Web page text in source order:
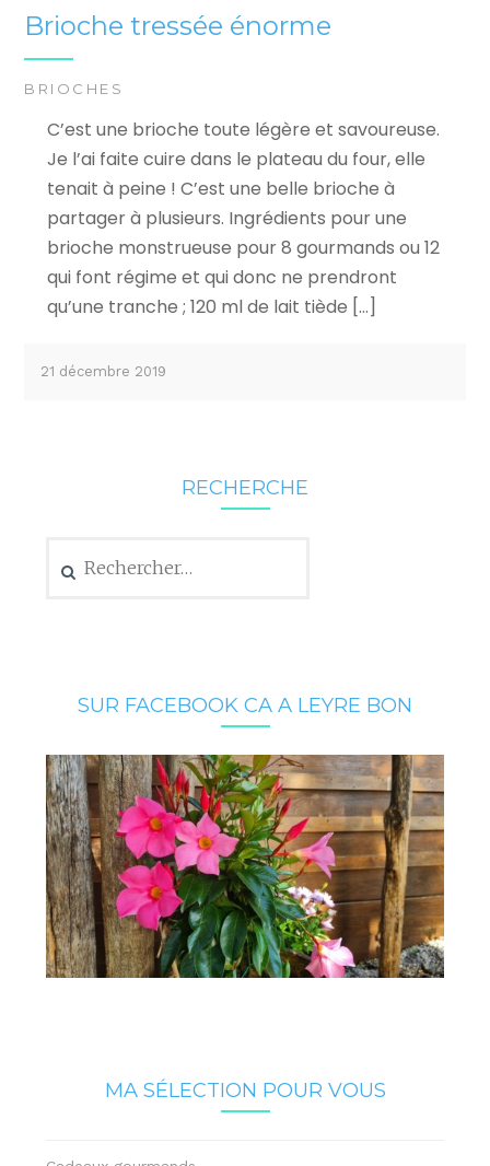
Brioche tressée énorme
BRIOCHES
C’est une brioche toute légère et savoureuse.
Je l’ai faite cuire dans le plateau du four, elle
tenait à peine ! C’est une belle brioche à
partager à plusieurs. Ingrédients pour une
brioche monstrueuse pour 8 gourmands ou 12
qui font régime et qui donc ne prendront
qu’une tranche ; 120 ml de lait tiède […]
21 décembre 2019
RECHERCHE
SUR FACEBOOK CA A LEYRE BON
MA SÉLECTION POUR VOUS